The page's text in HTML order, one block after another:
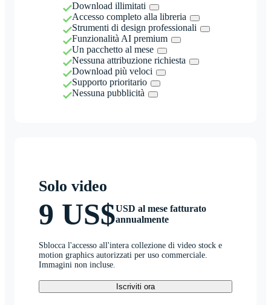
Download illimitati
Accesso completo alla libreria
Strumenti di design professionali
Funzionalità AI premium
Un pacchetto al mese
Nessuna attribuzione richiesta
Download più veloci
Supporto prioritario
Nessuna pubblicità
Solo video
9 US$USD al mese fatturato
annualmente
Sblocca l'accesso all'intera collezione di video stock e
motion graphics autorizzati per uso commerciale.
Immagini non incluse.
Iscriviti ora